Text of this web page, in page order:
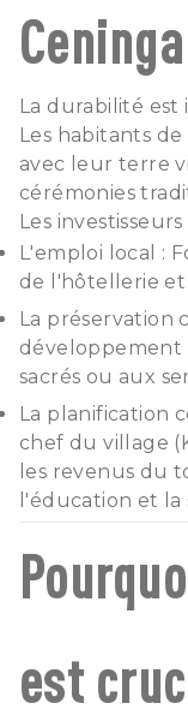
La durabilité est
Les habitants
avec leur terre
cérémonies
Les
L'emploi local :
de l'hôtellerie et
La préservation
développement
sacrés ou aux
La planification
chef du village
les revenus du
l'éducation et la
est